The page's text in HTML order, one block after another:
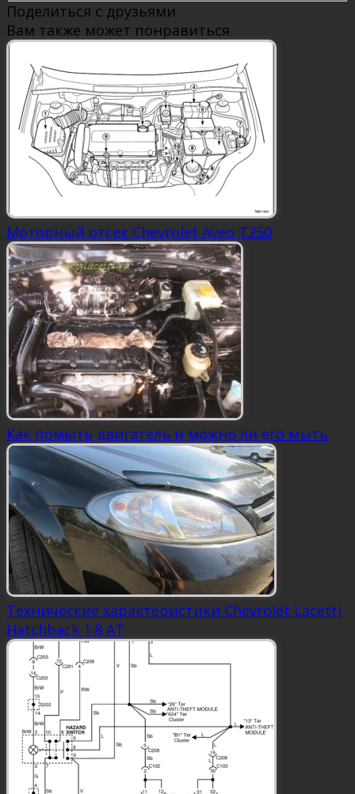
Поделиться с друзьями
Вам также может понравиться
Моторный отсек Chevrolet Aveo Т250
Как помыть двигатель и можно ли его мыть
Технические характеристики Chevrolet Lacetti
Hatchback 1.8 AT